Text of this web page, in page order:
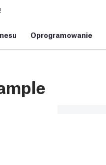
Oprogramowanie